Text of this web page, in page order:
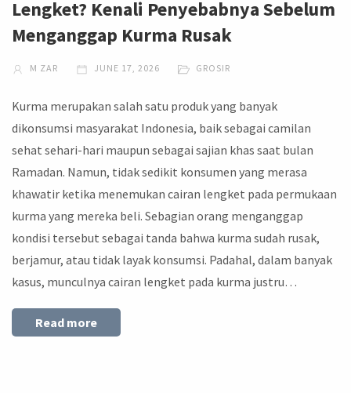
Lengket? Kenali Penyebabnya Sebelum
Menganggap Kurma Rusak
M ZAR JUNE 17, 2026 GROSIR
Kurma merupakan salah satu produk yang banyak
dikonsumsi masyarakat Indonesia, baik sebagai camilan
sehat sehari-hari maupun sebagai sajian khas saat bulan
Ramadan. Namun, tidak sedikit konsumen yang merasa
khawatir ketika menemukan cairan lengket pada permukaan
kurma yang mereka beli. Sebagian orang menganggap
kondisi tersebut sebagai tanda bahwa kurma sudah rusak,
berjamur, atau tidak layak konsumsi. Padahal, dalam banyak
kasus, munculnya cairan lengket pada kurma justru…
Read more